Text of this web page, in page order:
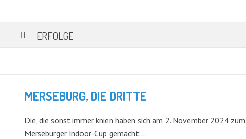
ERFOLGE
MERSEBURG, DIE DRITTE
Die, die sonst immer knien haben sich am 2. November 2024
Merseburger Indoor-Cup gemacht.…